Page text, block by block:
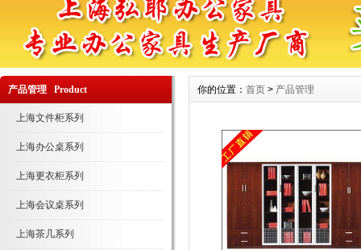
产品管理 Product
上海文件柜系列
上海办公桌系列
上海更衣柜系列
上海会议桌系列
上海茶几系列
你的位置： 首页 > 产品管理